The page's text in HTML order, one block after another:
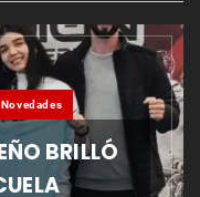
Novedades
BRILLÓ